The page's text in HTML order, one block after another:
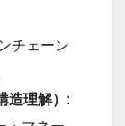
チェーン
理解） :